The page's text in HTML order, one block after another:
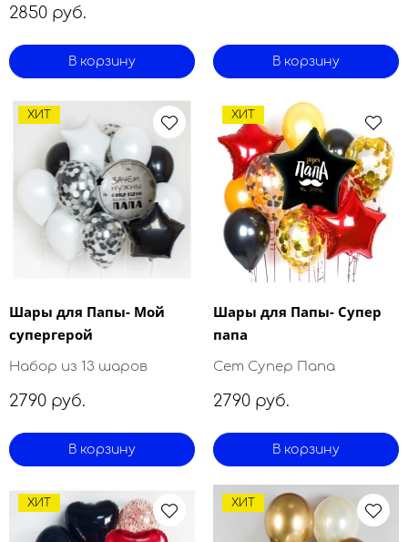
2850 руб.
В корзину В корзину
ХИТ
Шары для Папы- Мой
супергерой
Набор из 13 шаров
2790 руб.
В корзину
ХИТ
Шары для Папы- Супер
папа
Сет Супер Папа
2790 руб.
В корзину
ХИТ ХИТ